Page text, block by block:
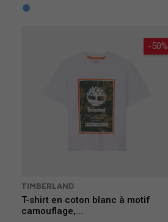
-50%
TIMBERLAND
T-shirt en coton blanc à motif
camouflage,...